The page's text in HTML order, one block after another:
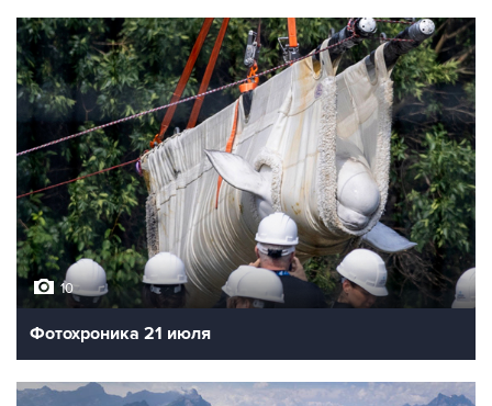
10
Фотохроника 21 июля